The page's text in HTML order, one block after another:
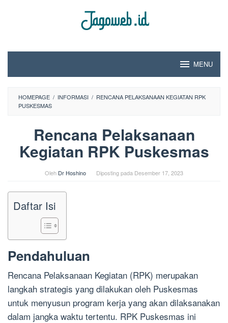
MENU
HOMEPAGE / INFORMASI / RENCANA PELAKSANAAN KEGIATAN RPK
PUSKESMAS
Rencana Pelaksanaan
Kegiatan RPK Puskesmas
Oleh Dr Hoshino Diposting pada Desember 17, 2023
Daftar Isi
Pendahuluan
Rencana Pelaksanaan Kegiatan (RPK) merupakan
langkah strategis yang dilakukan oleh Puskesmas
untuk menyusun program kerja yang akan dilaksanakan
dalam jangka waktu tertentu. RPK Puskesmas ini